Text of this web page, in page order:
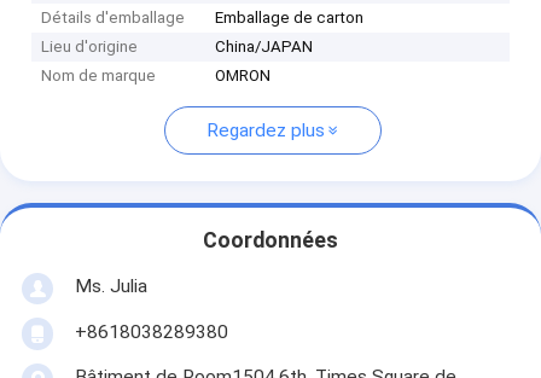
Détails d'emballage
Emballage de carton
Lieu d'origine
China/JAPAN
Nom de marque
OMRON
Regardez plus
Coordonnées
Ms. Julia
+8618038289380